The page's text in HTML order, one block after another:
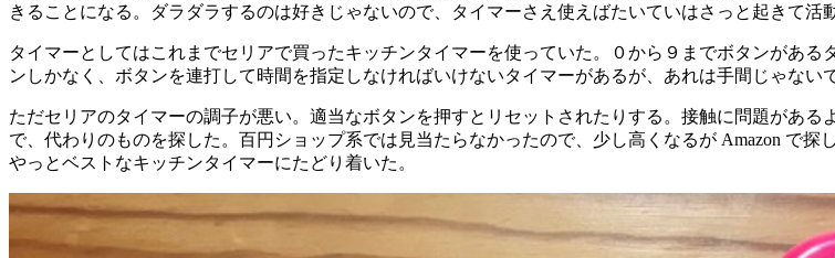
きることになる。ダラダラするのは好きじゃないので、タイマーさえ使えばたいていはさっと起きて活
タイマーとしてはこれまでセリアで買ったキッチンタイマーを使っていた。０から９までボタンがあ
ンしかなく、ボタンを連打して時間を指定しなければいけないタイマーがあるが、あれは手間じゃない
ただセリアのタイマーの調子が悪い。適当なボタンを押すとリセットされたりする。接触に問題があ
で、代わりのものを探した。百円ショップ系では見当たらなかったので、少し高くなるが Amazon で
やっとベストなキッチンタイマーにたどり着いた。